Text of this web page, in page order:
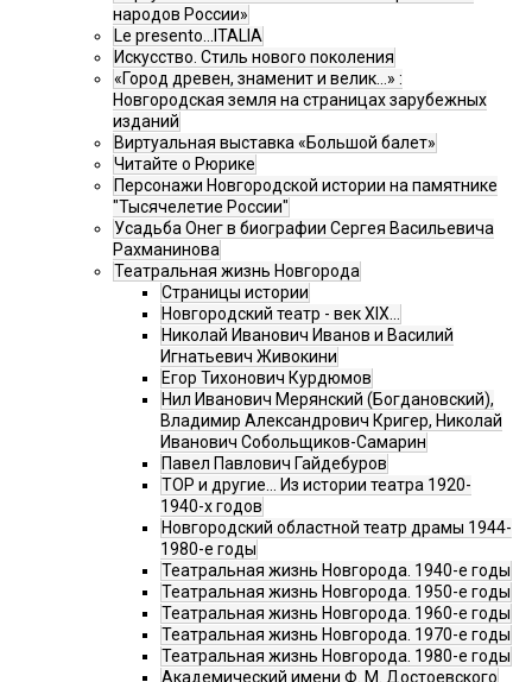
народов России»
Le presento...ITALIA
Искусство. Стиль нового поколения
«Город древен, знаменит и велик…» :
Новгородская земля на страницах зарубежных
изданий
Виртуальная выставка «Большой балет»
Читайте о Рюрике
Персонажи Новгородской истории на памятнике
"Тысячелетие России"
Усадьба Онег в биографии Сергея Васильевича
Рахманинова
Театральная жизнь Новгорода
Страницы истории
Новгородский театр - век XIX…
Николай Иванович Иванов и Василий
Игнатьевич Живокини
Егор Тихонович Курдюмов
Нил Иванович Мерянский (Богдановский),
Владимир Александрович Кригер, Николай
Иванович Собольщиков-Самарин
Павел Павлович Гайдебуров
ТОР и другие… Из истории театра 1920-
1940-х годов
Новгородский областной театр драмы 1944-
1980-е годы
Театральная жизнь Новгорода. 1940-е годы
Театральная жизнь Новгорода. 1950-е годы
Театральная жизнь Новгорода. 1960-е годы
Театральная жизнь Новгорода. 1970-е годы
Театральная жизнь Новгорода. 1980-е годы
Академический имени Ф. М. Достоевского